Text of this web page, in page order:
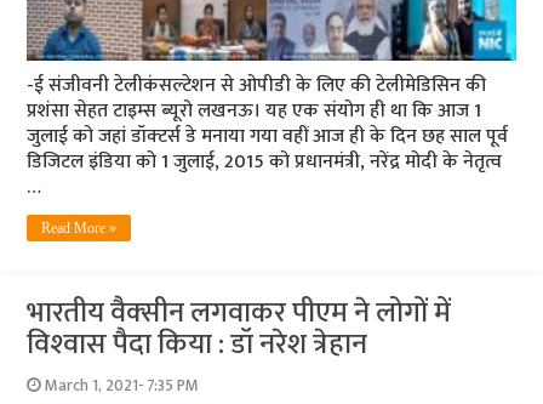
-ई संजीवनी टेलीकंसल्‍टेशन से ओपीडी के लिए की टेलीमेडिसिन की
प्रशंसा सेहत टाइम्‍स ब्‍यूरो लखनऊ। यह एक संयोग ही था कि आज 1
जुलाई को जहां डॉक्‍टर्स डे मनाया गया वहीं आज ही के दिन छह साल पूर्व
डिजिटल इंडिया को 1 जुलाई, 2015 को प्रधानमंत्री, नरेंद्र मोदी के नेतृत्व
…
Read More »
भारतीय वैक्‍सीन लगवाकर पीएम ने लोगों में
विश्‍वास पैदा किया : डॉ नरेश त्रेहान
March 1, 2021- 7:35 PM